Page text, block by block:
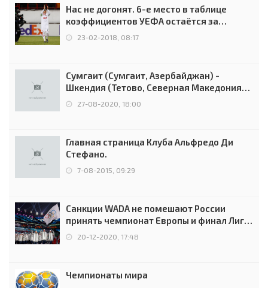
Нас не догонят. 6-е место в таблице
коэффициентов УЕФА остаётся за
Россией
23-02-2018, 08:17
Сумгаит (Сумгаит, Азербайджан) -
Шкендия (Тетово, Северная Македония) -
0:2 (0:0)
27-08-2020, 18:00
Главная страница Клуба Альфредо Ди
Стефано.
7-08-2015, 09:29
Санкции WADA не помешают России
принять чемпионат Европы и финал Лиги
чемпионов.
20-12-2020, 17:48
Чемпионаты мира